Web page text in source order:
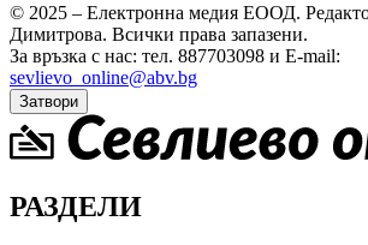
© 2025 – Електронна медия ЕООД.
Димитрова. Всички права запазени.
За връзка с нас: тел. 887703098 и E-mail:
sevlievo_online@abv.bg
Затвори
РАЗДЕЛИ